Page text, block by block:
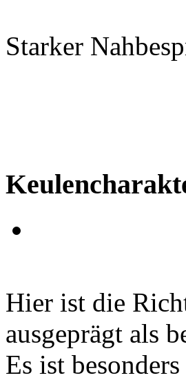
Starker
Hier ist die
ausgeprägt als
Es ist